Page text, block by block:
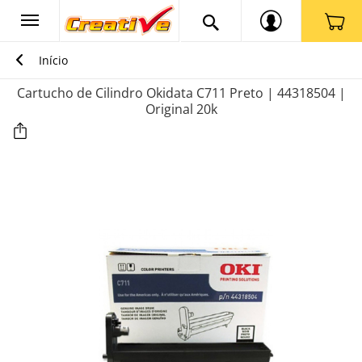
Início
Cartucho de Cilindro Okidata C711 Preto | 44318504 |
Original 20k